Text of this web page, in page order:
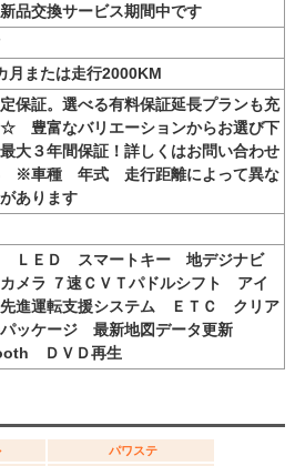
品交換サービス期間中です
月または走行2000KM
保証。選べる有料保証延長プランも充
豊富なバリエーションからお選び下
大３年間保証！詳しくはお問い合わせ
※車種 年式 走行距離によって異な
あります
ＬＥＤ スマートキー 地デジナビ
メラ ７速ＣＶＴパドルシフト アイ
進運転支援システム ＥＴＣ クリア
パッケージ 最新地図データ更新
ＤＶＤ再生
パワステ